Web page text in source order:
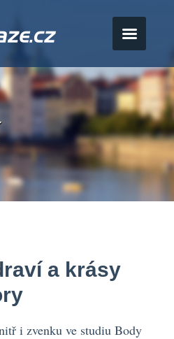
a krásy
i zvenku ve studiu Body